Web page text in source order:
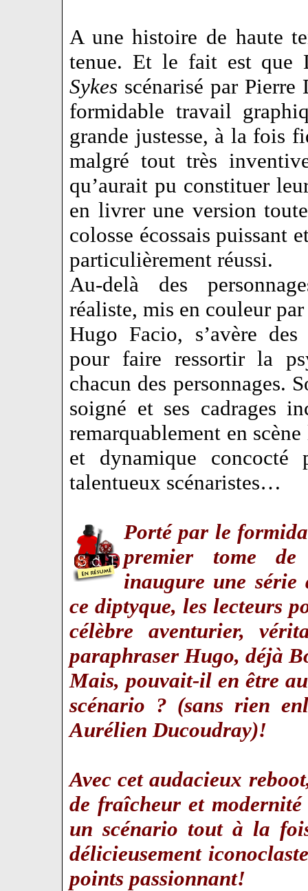
A une histoire de haute
tenue. Et le fait est que
Sykes scénarisé par
formidable travail
grande justesse, à la fois
malgré tout très
qu’aurait pu constituer
en livrer une version
colosse écossais puissant
particulièrement réussi.
Au-delà des
réaliste, mis en couleur par
Hugo Facio, s’avère
pour faire ressortir la
chacun des personnages.
soigné et ses cadrages
remarquablement en
et dynamique concocté
talentueux scénaristes…
Porté par le
premier tome
inaugure une série
ce diptyque, les lecteurs
célèbre aventurier,
paraphraser Hugo, déjà
Mais, pouvait-il en être
scénario ? (sans rien
Aurélien Ducoudray)!
Avec cet audacieux
de fraîcheur et
un scénario tout à la
délicieusement
points passionnant!